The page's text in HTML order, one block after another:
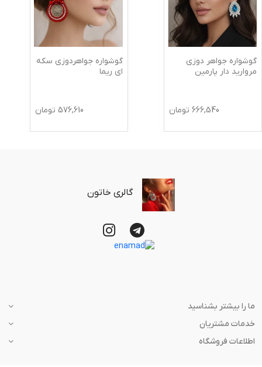
گوشواره جواهر دوزی
مروارید دار پارمین
666,540 تومان
گوشواره جواهردوزی سکه
ای ریما
576,610 تومان
گالری خاتون
ما را بیشتر بشناسید
خدمات مشتریان
اطلاعات فروشگاه